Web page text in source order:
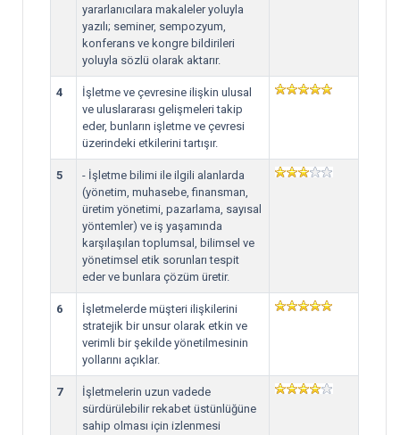
yararlanıcılara makaleler yoluyla
yazılı; seminer, sempozyum,
konferans ve kongre bildirileri
yoluyla sözlü olarak aktarır.
4
İşletme ve çevresine ilişkin ulusal
ve uluslararası gelişmeleri takip
eder, bunların işletme ve çevresi
üzerindeki etkilerini tartışır.
5
- İşletme bilimi ile ilgili alanlarda
(yönetim, muhasebe, finansman,
üretim yönetimi, pazarlama, sayısal
yöntemler) ve iş yaşamında
karşılaşılan toplumsal, bilimsel ve
yönetimsel etik sorunları tespit
eder ve bunlara çözüm üretir.
6
İşletmelerde müşteri ilişkilerini
stratejik bir unsur olarak etkin ve
verimli bir şekilde yönetilmesinin
yollarını açıklar.
7
İşletmelerin uzun vadede
sürdürülebilir rekabet üstünlüğüne
sahip olması için izlenmesi